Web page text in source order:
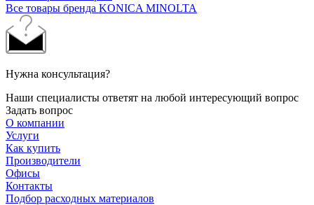
Все товары бренда KONICA MINOLTA
Нужна консультация?
Наши специалисты ответят на любой интересующий вопрос
Задать вопрос
О компании
Услуги
Как купить
Производители
Офисы
Контакты
Подбор расходных материалов